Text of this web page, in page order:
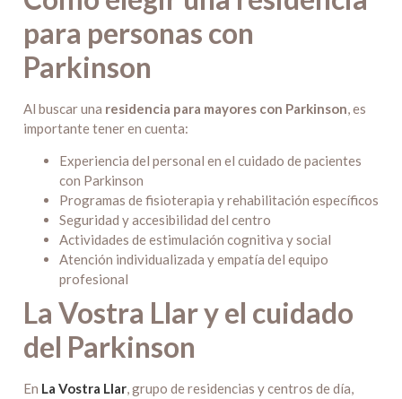
para personas con
Parkinson
Al buscar una residencia para mayores con Parkinson, es
importante tener en cuenta:
Experiencia del personal en el cuidado de pacientes
con Parkinson
Programas de fisioterapia y rehabilitación específicos
Seguridad y accesibilidad del centro
Actividades de estimulación cognitiva y social
Atención individualizada y empatía del equipo
profesional
La Vostra Llar y el cuidado
del Parkinson
En La Vostra Llar, grupo de residencias y centros de día,